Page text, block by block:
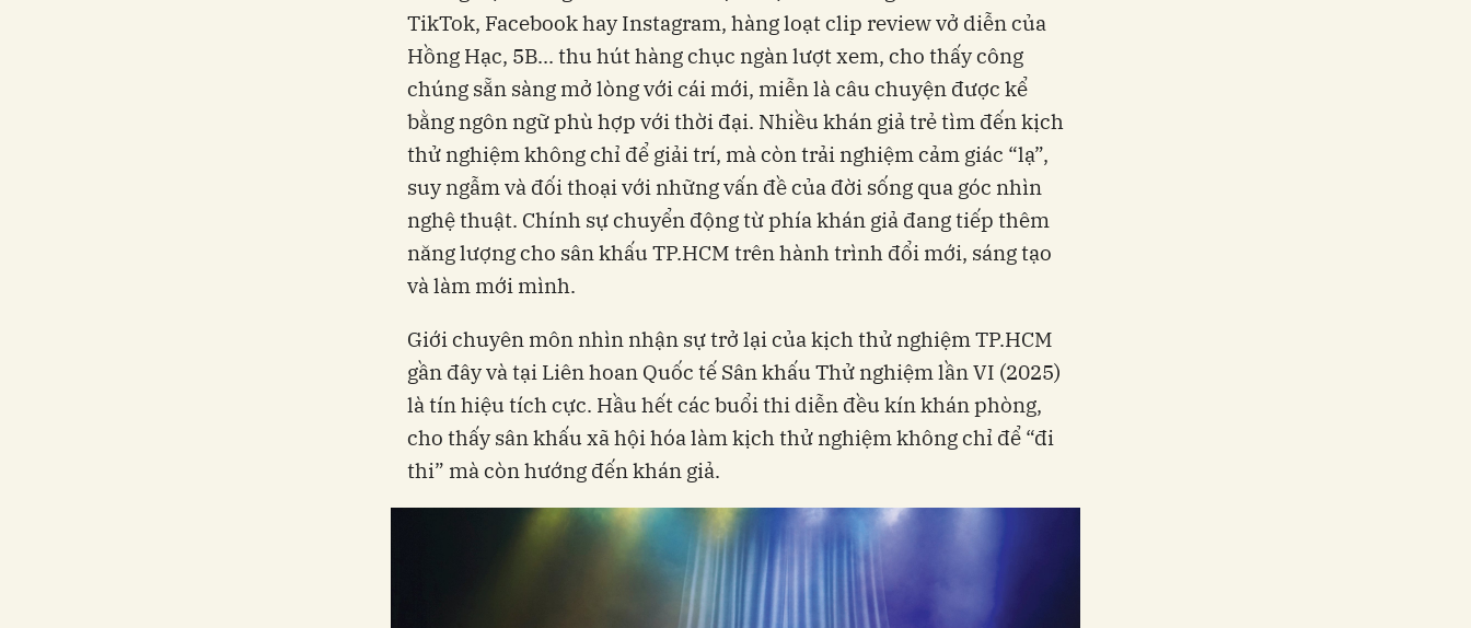
TikTok, Facebook hay Instagram, hàng loạt clip review vở diễn của
Hồng Hạc, 5B... thu hút hàng chục ngàn lượt xem, cho thấy công
chúng sẵn sàng mở lòng với cái mới, miễn là câu chuyện được kể
bằng ngôn ngữ phù hợp với thời đại. Nhiều khán giả trẻ tìm đến kịch
thử nghiệm không chỉ để giải trí, mà còn trải nghiệm cảm giác “lạ”,
suy ngẫm và đối thoại với những vấn đề của đời sống qua góc nhìn
nghệ thuật. Chính sự chuyển động từ phía khán giả đang tiếp thêm
năng lượng cho sân khấu TP.HCM trên hành trình đổi mới, sáng tạo
và làm mới mình.
Giới chuyên môn nhìn nhận sự trở lại của kịch thử nghiệm TP.HCM
gần đây và tại Liên hoan Quốc tế Sân khấu Thử nghiệm lần VI (2025)
là tín hiệu tích cực. Hầu hết các buổi thi diễn đều kín khán phòng,
cho thấy sân khấu xã hội hóa làm kịch thử nghiệm không chỉ để “đi
thi” mà còn hướng đến khán giả.